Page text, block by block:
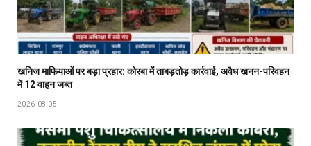
खनिज माफियाओं पर बड़ा प्रहार: कोरबा में ताबड़तोड़ कार्रवाई, अवैध खनन-परिवहन
में 12 वाहन जब्त
2026-08-05